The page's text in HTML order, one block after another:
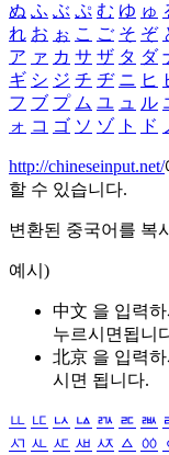
ぬ ふ ぶ ぷ む ゆ ゅ
れ お ぉ こ ご そ ぞ
ア ァ カ サ ザ タ ダ
ギ シ ジ チ ヂ ニ ヒ
フ ブ プ ム ユ ュ ル
ォ コ ゴ ソ ゾ ト ド
http://chineseinput.net/
할 수 있습니다.
변환된 중국어를 복
예시)
中文 을 입력
누르시면됩니
北京 을 입력
시면 됩니다.
ㅥ ㅦ ㅧ ㅨ ㅩ ㅪ ㅫ
ㅺ ㅻ ㅼ ㅽ ㅾ ㅿ ㆀ